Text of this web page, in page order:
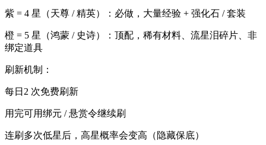
紫 = 4 星（天尊 / 精英）：必做，大量经验 + 强化石 / 套装
橙 = 5 星（鸿蒙 / 史诗）：顶配，稀有材料、流星泪碎片、非
绑定道具
刷新机制：
每日2 次免费刷新
用完可用绑元 / 悬赏令继续刷
连刷多次低星后，高星概率会变高（隐藏保底）